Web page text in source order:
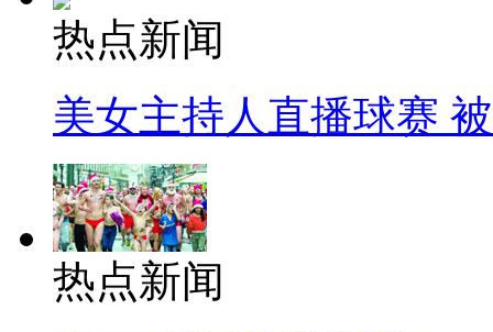
热点新闻
美女主持人直播球赛
热点新闻